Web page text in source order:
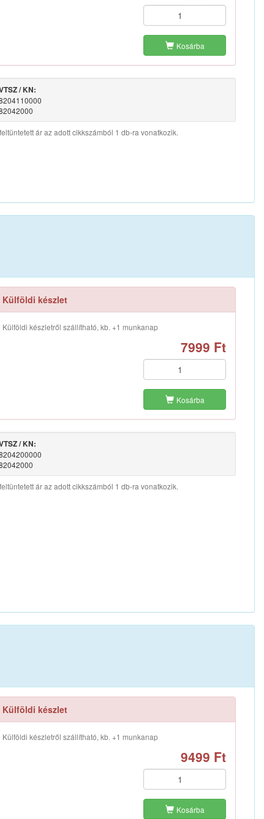
Kosárba
/ KN:
ár az adott cikkszámból 1 db-ra vonatkozik.
Külföldi készlet
Külföldi készletről szállítható, kb. +1 munkanap
7999 Ft
Kosárba
/ KN:
ár az adott cikkszámból 1 db-ra vonatkozik.
Külföldi készlet
Külföldi készletről szállítható, kb. +1 munkanap
9499 Ft
Kosárba